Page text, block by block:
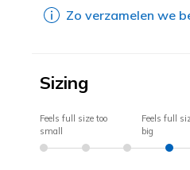
Zo verzamelen we
Sizing
Feels full size too
small
Feels full
big